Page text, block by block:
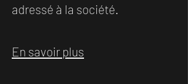
adressé à la société.
En savoir plus